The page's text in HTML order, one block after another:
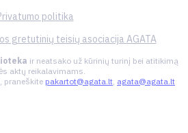
politika
gretutinių teisių asociacija AGATA
ir neatsako už kūrinių turinį bei atitikimą
aktų reikalavimams.
praneškite pakartot@agata.lt, agata@agata.lt